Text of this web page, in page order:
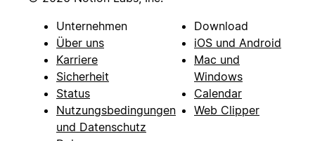
Unternehmen
Über uns
Karriere
Sicherheit
Status
Nutzungsbedingungen
und Datenschutz
Download
iOS und Android
Mac und
Windows
Calendar
Web Clipper